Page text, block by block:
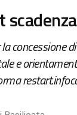
concessione
e